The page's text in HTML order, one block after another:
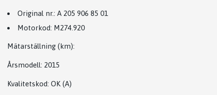
Original nr.: A 205 906 85 01
Motorkod: M274.920
Mätarställning (km):
Årsmodell: 2015
Kvalitetskod: OK (A)